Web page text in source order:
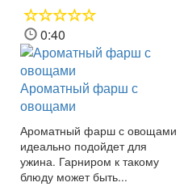
0:40
Ароматный фарш с
овощами
Ароматный фарш с овощами
идеально подойдет для
ужина. Гарниром к такому
блюду может быть...